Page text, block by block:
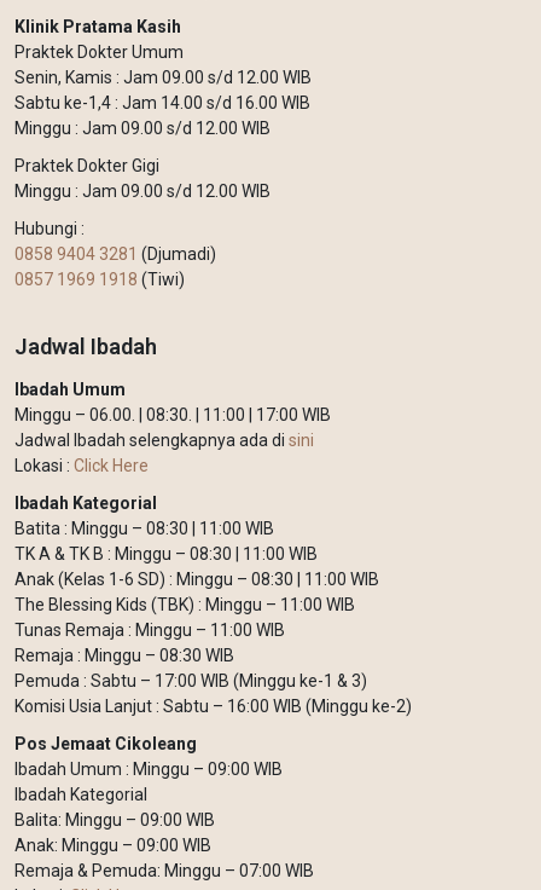
Klinik Pratama Kasih
Praktek Dokter Umum
Senin, Kamis : Jam 09.00 s/d 12.00 WIB
Sabtu ke-1,4 : Jam 14.00 s/d 16.00 WIB
Minggu : Jam 09.00 s/d 12.00 WIB
Praktek Dokter Gigi
Minggu : Jam 09.00 s/d 12.00 WIB
Hubungi :
0858 9404 3281 (Djumadi)
0857 1969 1918 (Tiwi)
Jadwal Ibadah
Ibadah Umum
Minggu – 06.00. | 08:30. | 11:00 | 17:00 WIB
Jadwal Ibadah selengkapnya ada di sini
Lokasi : Click Here
Ibadah Kategorial
Batita : Minggu – 08:30 | 11:00 WIB
TK A & TK B : Minggu – 08:30 | 11:00 WIB
Anak (Kelas 1-6 SD) : Minggu – 08:30 | 11:00 WIB
The Blessing Kids (TBK) : Minggu – 11:00 WIB
Tunas Remaja : Minggu – 11:00 WIB
Remaja : Minggu – 08:30 WIB
Pemuda : Sabtu – 17:00 WIB (Minggu ke-1 & 3)
Komisi Usia Lanjut : Sabtu – 16:00 WIB (Minggu ke-2)
Pos Jemaat Cikoleang
Ibadah Umum : Minggu – 09:00 WIB
Ibadah Kategorial
Balita: Minggu – 09:00 WIB
Anak: Minggu – 09:00 WIB
Remaja & Pemuda: Minggu – 07:00 WIB